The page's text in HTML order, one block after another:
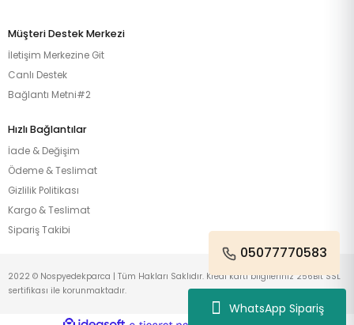
WhatsApp Sipariş
Müşteri Destek Merkezi
İletişim Merkezine Git
Canlı Destek
Bağlantı Metni#2
Hızlı Bağlantılar
İade & Değişim
Ödeme & Teslimat
Gizlilik Politikası
Kargo & Teslimat
Sipariş Takibi
05077770583
2022 © Nospyedekparca | Tüm Hakları Saklıdır. Kredi kartı bilgileriniz 256Bit SSL
sertifikası ile korunmaktadır.